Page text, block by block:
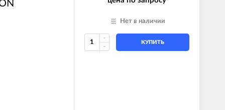
Нет в наличии
КУПИТЬ